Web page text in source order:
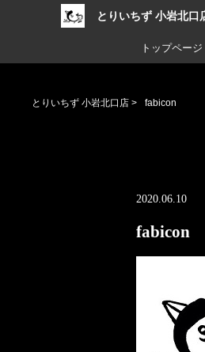
とりいちず 小岩北口
トップページ
とりいちず 小岩北口店 > fabicon
2020.06.10
fabicon